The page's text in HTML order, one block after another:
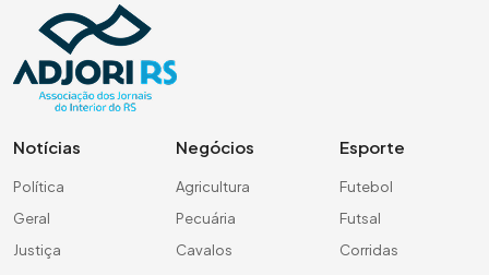
Notícias
Política
Geral
Justiça
Negócios
Agricultura
Pecuária
Cavalos
Esporte
Futebol
Futsal
Corridas